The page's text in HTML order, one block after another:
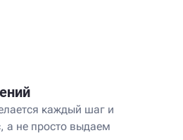
каждый шаг и
а не просто выдаем